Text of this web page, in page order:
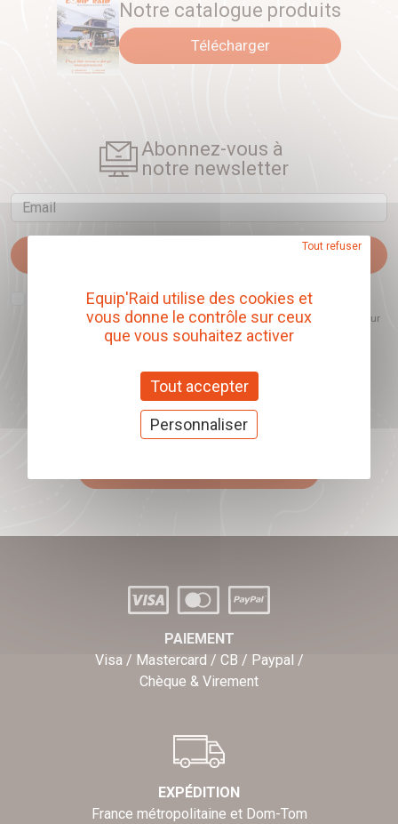
Notre catalogue produits
Télécharger
Abonnez-vous à
notre newsletter
Email
J'accepte que l'ouverture des newsletters soit mesurée, afin de mieux
comprendre les sujets qui m'intéressent et d'améliorer les contenus
proposés. Ce choix est modifiable à tout moment et reste sans incidence sur
mon inscription.
Offrez nos chèques
cadeaux
PAIEMENT
Visa / Mastercard / CB / Paypal /
Chèque & Virement
EXPÉDITION
France métropolitaine et Dom-Tom
Equip'Raid utilise des cookies et
vous donne le contrôle sur ceux
que vous souhaitez activer
Tout accepter
Tout refuser
Personnaliser